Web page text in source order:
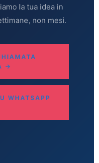
la tua idea in
non mesi.
→
WHATSAPP